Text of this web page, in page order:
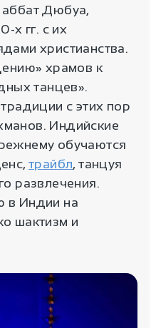
аббат Дюбуа,
х гг. с их
христианства.
храмов к
танцев».
с этих пор
Индийские
обучаются
трайбл, танцуя
развлечения.
в Индии на
шактизм и